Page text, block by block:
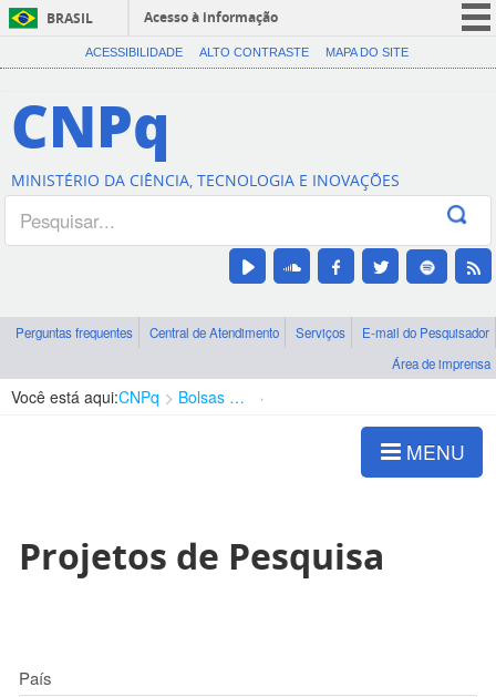
BRASIL
Acesso à informação
CORONAVÍRUS (COVID-19)
Canais
ACESSIBILIDADE ALTO CONTRASTE MAPA DO SITE
CNPq
MINISTÉRIO DA CIÊNCIA, TECNOLOGIA E INOVAÇÕES
Perguntas frequentes Central de Atendimento Serviços
E-mail do Pesquisador
Área de imprensa
Você está aqui:CNPq Bolsas e Auxílios Vigentes
MENU
Projetos de Pesquisa
País